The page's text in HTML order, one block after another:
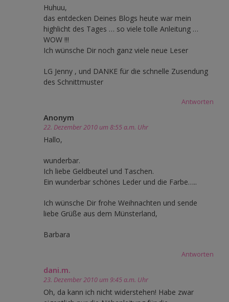
Huhuu,
das entdecken Deines Blogs heute war mein
highlicht des Tages … so viele tolle Anleitung …
WOW !!!
Ich wünsche Dir noch ganz viele neue Leser
LG Jenny , und DANKE für die schnelle Zusendung
des Schnittmuster
Antworten
Anonym
22. Dezember 2010 um 8:55 a.m. Uhr
Hallo,
wunderbar.
Ich liebe Geldbeutel und Taschen.
Ein wunderbar schönes Leder und die Farbe…..
Ich wünsche Dir frohe Weihnachten und sende
liebe Grüße aus dem Münsterland,
Barbara
Antworten
dani.m.
23. Dezember 2010 um 9:45 a.m. Uhr
Oh, da kann ich nicht widerstehen! Habe zwar